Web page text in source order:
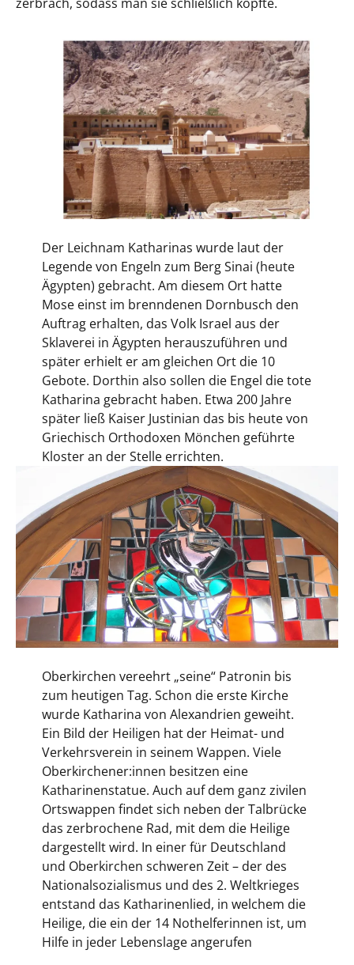
Der Leichnam Katharinas wurde laut der
Legende von Engeln zum Berg Sinai (heute
Ägypten) gebracht. Am diesem Ort hatte
Mose einst im brenndenen Dornbusch den
Auftrag erhalten, das Volk Israel aus der
Sklaverei in Ägypten herauszuführen und
später erhielt er am gleichen Ort die 10
Gebote. Dorthin also sollen die Engel die tote
Katharina gebracht haben. Etwa 200 Jahre
später ließ Kaiser Justinian das bis heute von
Griechisch Orthodoxen Mönchen geführte
Kloster an der Stelle errichten.
Oberkirchen vereehrt „seine“ Patronin bis
zum heutigen Tag. Schon die erste Kirche
wurde Katharina von Alexandrien geweiht.
Ein Bild der Heiligen hat der Heimat- und
Verkehrsverein in seinem Wappen. Viele
Oberkirchener:innen besitzen eine
Katharinenstatue. Auch auf dem ganz zivilen
Ortswappen findet sich neben der Talbrücke
das zerbrochene Rad, mit dem die Heilige
dargestellt wird. In einer für Deutschland
und Oberkirchen schweren Zeit – der des
Nationalsozialismus und des 2. Weltkrieges
entstand das Katharinenlied, in welchem die
Heilige, die ein der 14 Nothelferinnen ist, um
Hilfe in jeder Lebenslage angerufen